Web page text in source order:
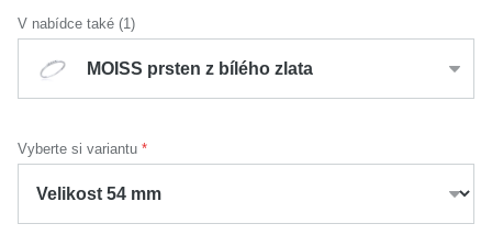
V nabídce také (1)
MOISS prsten z bílého zlata
Vyberte si variantu